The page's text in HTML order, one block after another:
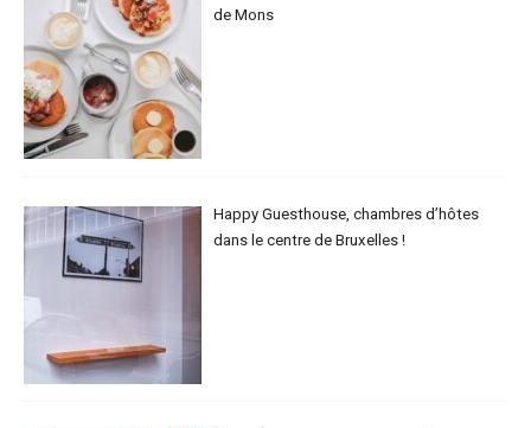
de Mons
Happy Guesthouse, chambres d’hôtes
dans le centre de Bruxelles !